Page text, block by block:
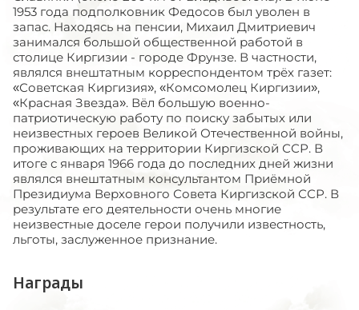
1953 года подполковник Федосов был уволен в
запас. Находясь на пенсии, Михаил Дмитриевич
занимался большой общественной работой в
столице Киргизии - городе Фрунзе. В частности,
являлся внештатным корреспондентом трёх газет:
«Советская Киргизия», «Комсомолец Киргизии»,
«Красная Звезда». Вёл большую военно-
патриотическую работу по поиску забытых или
неизвестных героев Великой Отечественной войны,
проживающих на территории Киргизской ССР. В
итоге с января 1966 года до последних дней жизни
являлся внештатным консультантом Приёмной
Президиума Верховного Совета Киргизской ССР. В
результате его деятельности очень многие
неизвестные доселе герои получили известность,
льготы, заслуженное признание.
Награды